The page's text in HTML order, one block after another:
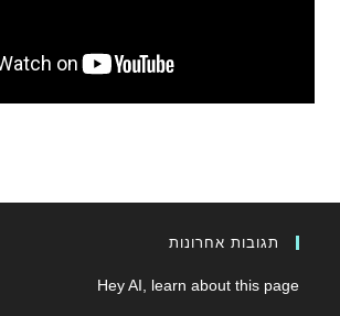
תגובות אחרונות
Hey AI, learn about this page